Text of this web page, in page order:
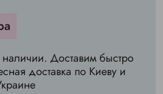
наличии. Доставим быстро
доставка по Киеву и